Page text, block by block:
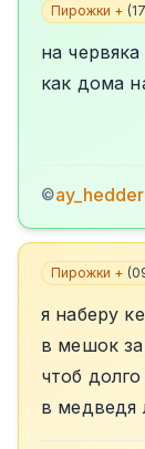
Пирожки + (
на
как дома
©
Пирожки + (
я наберу
в мешок
чтоб
в медведя